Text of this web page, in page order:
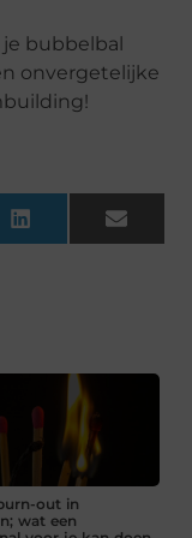
je bubbelbal
onvergetelijke
LinkedInEmail
out in
wat een